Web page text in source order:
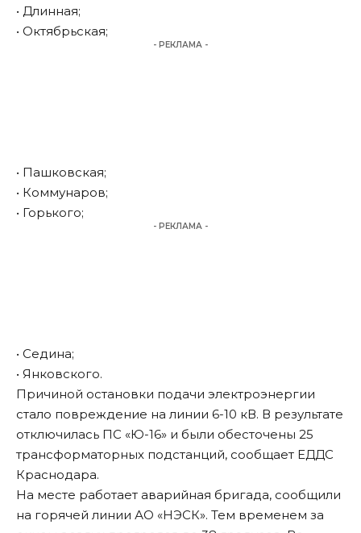
• Длинная;
• Октябрьская;
- РЕКЛАМА -
• Пашковская;
• Коммунаров;
• Горького;
- РЕКЛАМА -
• Седина;
• Янковского.
Причиной остановки подачи электроэнергии
стало повреждение на линии 6-10 кВ. В результате
отключилась ПС «Ю-16» и были обесточены 25
трансформаторных подстанций, сообщает ЕДДС
Краснодара.
На месте работает аварийная бригада, сообщили
на горячей линии АО «НЭСК». Тем временем за